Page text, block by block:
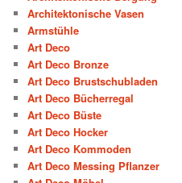
Architektonische Vasen
Armstühle
Art Deco
Art Deco Bronze
Art Deco Brustschubladen
Art Deco Bücherregal
Art Deco Büste
Art Deco Hocker
Art Deco Kommoden
Art Deco Messing Pflanzer